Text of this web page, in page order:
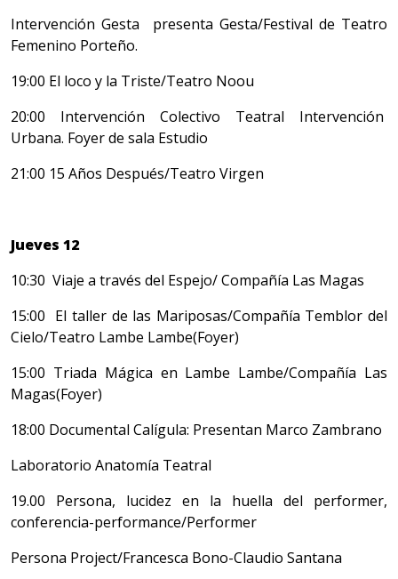
Intervención Gesta presenta Gesta/Festival de Teatro
Femenino Porteño.
19:00 El loco y la Triste/Teatro Noou
20:00 Intervención Colectivo Teatral Intervención
Urbana. Foyer de sala Estudio
21:00 15 Años Después/Teatro Virgen
Jueves 12
10:30 Viaje a través del Espejo/ Compañía Las Magas
15:00 El taller de las Mariposas/Compañía Temblor del
Cielo/Teatro Lambe Lambe(Foyer)
15:00 Triada Mágica en Lambe Lambe/Compañía Las
Magas(Foyer)
18:00 Documental Calígula: Presentan Marco Zambrano
Laboratorio Anatomía Teatral
19.00 Persona, lucidez en la huella del performer,
conferencia-performance/Performer
Persona Project/Francesca Bono-Claudio Santana